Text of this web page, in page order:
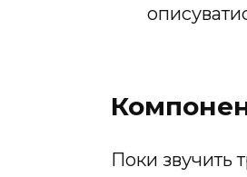
Поки звучить